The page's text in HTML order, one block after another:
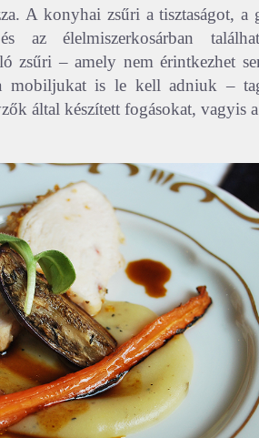
A konyhai zsűri a tisztaságot, a
az élelmiszerkosárban
zsűri – amely nem érintkezhet
mobiljukat is le kell adniuk –
által készített fogásokat, vagyis